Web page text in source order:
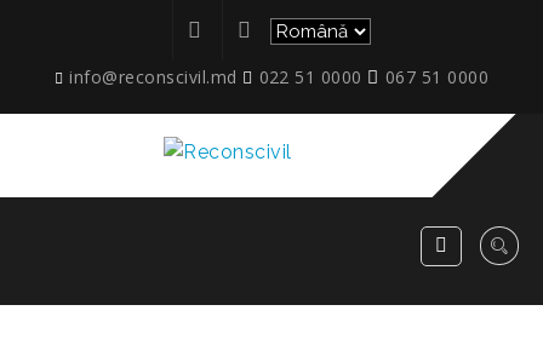
info@reconscivil.md 022 51 0000 067 51 0000